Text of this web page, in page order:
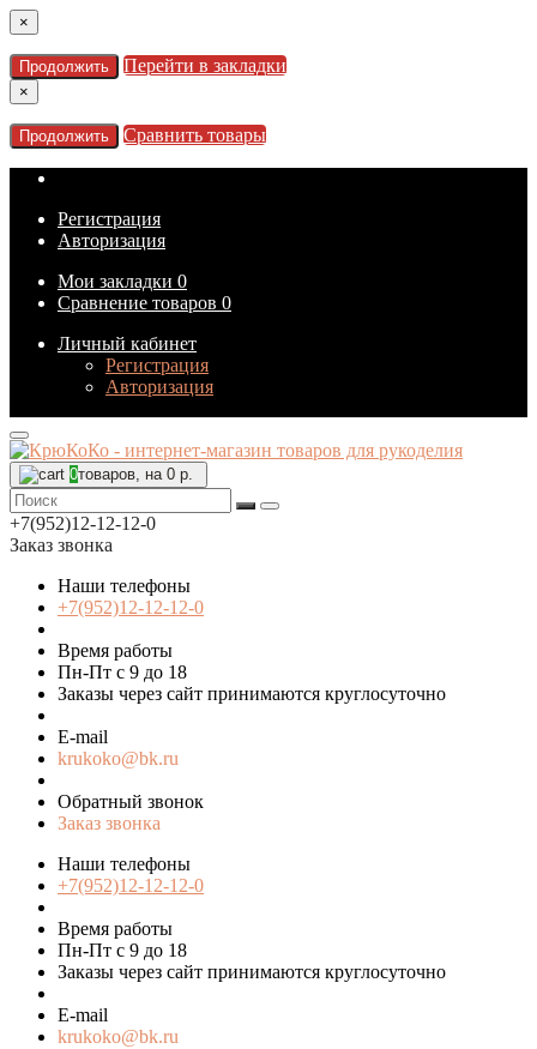
×
Продолжить Перейти в закладки
×
Продолжить Сравнить товары
Регистрация
Авторизация
Мои закладки 0
Сравнение товаров 0
Личный кабинет
Регистрация
Авторизация
0товаров, на 0 р.
+7(952)12-12-12-0
Заказ звонка
Наши телефоны
+7(952)12-12-12-0
Время работы
Пн-Пт с 9 до 18
Заказы через сайт принимаются круглосуточно
E-mail
krukoko@bk.ru
Обратный звонок
Заказ звонка
Наши телефоны
+7(952)12-12-12-0
Время работы
Пн-Пт с 9 до 18
Заказы через сайт принимаются круглосуточно
E-mail
krukoko@bk.ru